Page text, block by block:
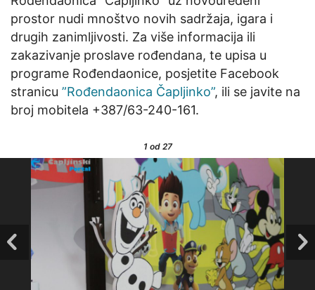
prostor nudi mnoštvo novih sadržaja, igara i
drugih zanimljivosti. Za više informacija ili
zakazivanje proslave rođendana, te upisa u
programe Rođendaonice, posjetite Facebook
stranicu ”Rođendaonica Čapljinko”, ili se javite na
broj mobitela +387/63-240-161.
1od 27